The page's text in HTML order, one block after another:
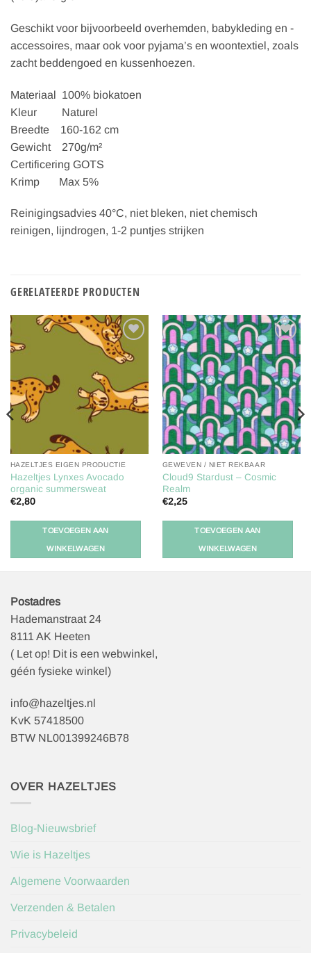
Geschikt voor bijvoorbeeld overhemden, babykleding en -
accessoires, maar ook voor pyjama’s en woontextiel, zoals
zacht beddengoed en kussenhoezen.
Materiaal 100% biokatoen
Kleur Naturel
Breedte 160-162 cm
Gewicht 270g/m²
Certificering GOTS
Krimp Max 5%
Reinigingsadvies 40°C, niet bleken, niet chemisch
reinigen, lijndrogen, 1-2 puntjes strijken
GERELATEERDE PRODUCTEN
Toevoegen
aan
HAZELTJES EIGEN PRODUCTIE
Hazeltjes Lynxes Avocado
organic summersweat
€2,80
TOEVOEGEN AAN
WINKELWAGEN
Toevoegen
aan
verlanglijst
GEWEVEN / NIET REKBAAR
Cloud9 Stardust – Cosmic
Realm
€2,25
TOEVOEGEN AAN
WINKELWAGEN
Postadres
Hademanstraat 24
8111 AK Heeten
( Let op! Dit is een webwinkel,
géén fysieke winkel)
info@hazeltjes.nl
KvK 57418500
BTW NL001399246B78
OVER HAZELTJES
Blog-Nieuwsbrief
Wie is Hazeltjes
Algemene Voorwaarden
Verzenden & Betalen
Privacybeleid